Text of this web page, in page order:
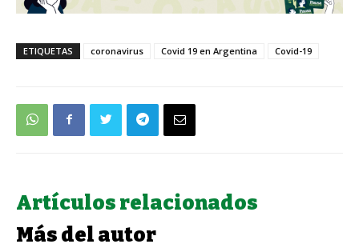
ETIQUETAS coronavirus Covid 19 en Argentina Covid-19
Artículos relacionados
Más del autor